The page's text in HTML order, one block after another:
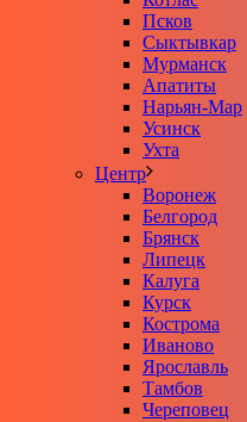
Псков
Сыктывкар
Мурманск
Апатиты
Нарьян-Мар
Усинск
Ухта
Центр
Воронеж
Белгород
Брянск
Липецк
Калуга
Курск
Кострома
Иваново
Ярославль
Тамбов
Череповец